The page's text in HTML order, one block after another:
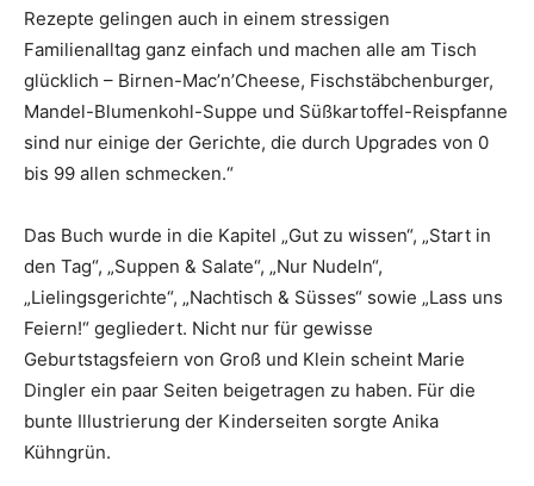
Rezepte gelingen auch in einem stressigen
Familienalltag ganz einfach und machen alle am Tisch
glücklich – Birnen-Mac’n’Cheese, Fischstäbchenburger,
Mandel-Blumenkohl-Suppe und Süßkartoffel-Reispfanne
sind nur einige der Gerichte, die durch Upgrades von 0
bis 99 allen schmecken.“
Das Buch wurde in die Kapitel „Gut zu wissen“, „Start in
den Tag“, „Suppen & Salate“, „Nur Nudeln“,
„Lielingsgerichte“, „Nachtisch & Süsses“ sowie „Lass uns
Feiern!“ gegliedert. Nicht nur für gewisse
Geburtstagsfeiern von Groß und Klein scheint Marie
Dingler ein paar Seiten beigetragen zu haben. Für die
bunte Illustrierung der Kinderseiten sorgte Anika
Kühngrün.